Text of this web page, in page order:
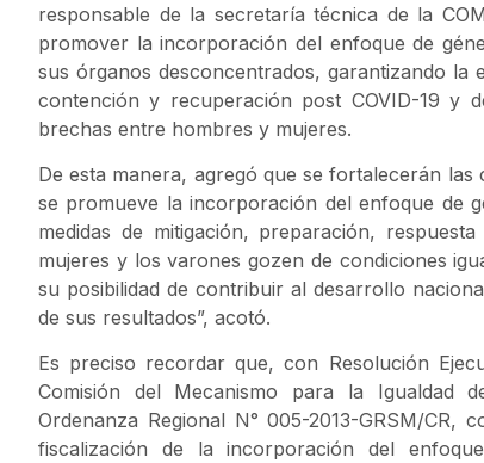
responsable de la secretaría técnica de la
promover la incorporación del enfoque de
sus órganos desconcentrados, garantizando la
contención y recuperación post COVID-19 y
brechas entre hombres y mujeres.
De esta manera, agregó que se fortalecerán las
se promueve la incorporación del enfoque de
medidas de mitigación, preparación,
mujeres y los varones gozen de condiciones
su posibilidad de contribuir al desarrollo
de sus resultados”, acotó.
Es preciso recordar que, con Resolución
Comisión del Mecanismo para la Igualdad
Ordenanza Regional N° 005-2013-GRSM/
fiscalización de la incorporación del